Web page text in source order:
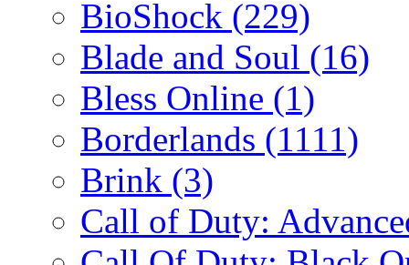
BioShock (229)
Blade and Soul (16)
Bless Online (1)
Borderlands (1111)
Brink (3)
Call of Duty: